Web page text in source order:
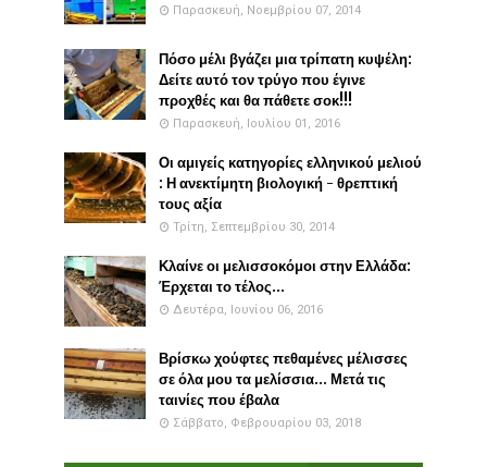
Παρασκευή, Νοεμβρίου 07, 2014
Πόσο μέλι βγάζει μια τρίπατη κυψέλη:
Δείτε αυτό τον τρύγο που έγινε
προχθές και θα πάθετε σοκ!!!
Παρασκευή, Ιουλίου 01, 2016
Οι αμιγείς κατηγορίες ελληνικού μελιού
: Η ανεκτίμητη βιολογική - θρεπτική
τους αξία
Τρίτη, Σεπτεμβρίου 30, 2014
Κλαίνε οι μελισσοκόμοι στην Ελλάδα:
Έρχεται το τέλος...
Δευτέρα, Ιουνίου 06, 2016
Βρίσκω χούφτες πεθαμένες μέλισσες
σε όλα μου τα μελίσσια... Μετά τις
ταινίες που έβαλα
Σάββατο, Φεβρουαρίου 03, 2018